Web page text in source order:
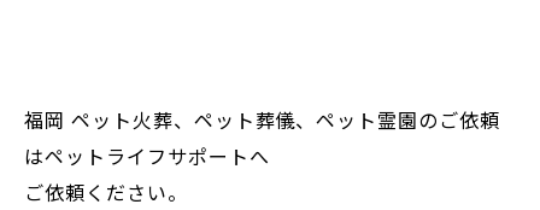
福岡 ペット火葬、ペット葬儀、ペット霊園のご依頼
はペットライフサポートへ
ご依頼ください。